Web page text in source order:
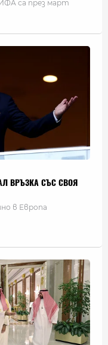
са през март
ВРЪЗКА СЪС СВОЯ
в Европа